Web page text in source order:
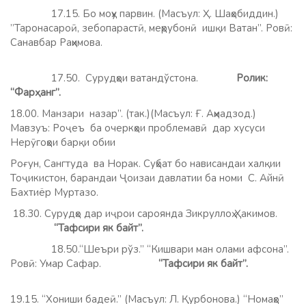
17.15. Бо моҳу парвин. (Масъул: Ҳ. Шаҳобиддин.)
”Таронасароӣ, зебопарастӣ, меҳрубонӣ ишқи Ватан”. Ровӣ:
Санавбар Раҳимова.
17.50. Сурудҳои ватандўстона. Ролик:
“Фарҳанг”.
18.00. Манзари назар”. (так.)(Масъул: Ғ. Аҳмадзод.)
Мавзуъ: Роҷеъ ба очеркҳои проблемавӣ дар хусуси
Нерӯгоҳои барқи обии
Роғун, Сангтуда ва Норак. Суҳбат бо нависандаи халқии
Тоҷикистон, барандаи Ҷоизаи давлатии ба номи С. Айнӣ
Бахтиёр Муртазо.
18.30. Сурудҳо дар иҷрои сароянда Зикруллоҳ Ҳакимов.
“Тафсири як байт”.
18.50.“Шеъри рўз.” “Кишвари ман олами афсона”.
Ровӣ: Умар Сафар. “Тафсири як байт”.
19.15. “Хониши бадеӣ.” (Масъул: Л. Қурбонова.) “Номаҳо”